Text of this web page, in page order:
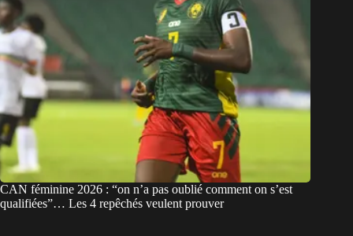
CAN féminine 2026 : “on n’a pas oublié comment on s’est
qualifiées”… Les 4 repêchés veulent prouver